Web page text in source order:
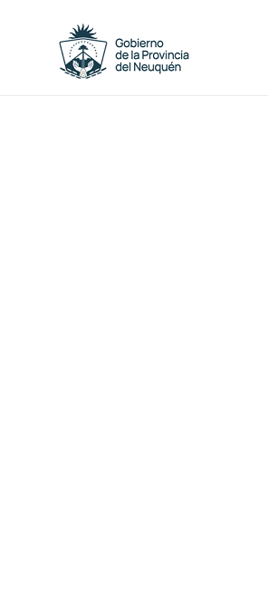
contenidoCapacitacion
y